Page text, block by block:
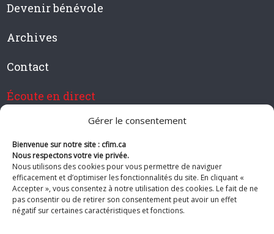
Gérer le consentement
Bienvenue sur notre site : cfim.ca
Nous respectons votre vie privée.
Nous utilisons des cookies pour vous permettre de naviguer
efficacement et d’optimiser les fonctionnalités du site. En cliquant «
Accepter », vous consentez à notre utilisation des cookies. Le fait de ne
pas consentir ou de retirer son consentement peut avoir un effet
négatif sur certaines caractéristiques et fonctions.
Devenir bénévole
Archives
Contact
Écoute en direct
Devenir membre de CFIM
Suivez-nous